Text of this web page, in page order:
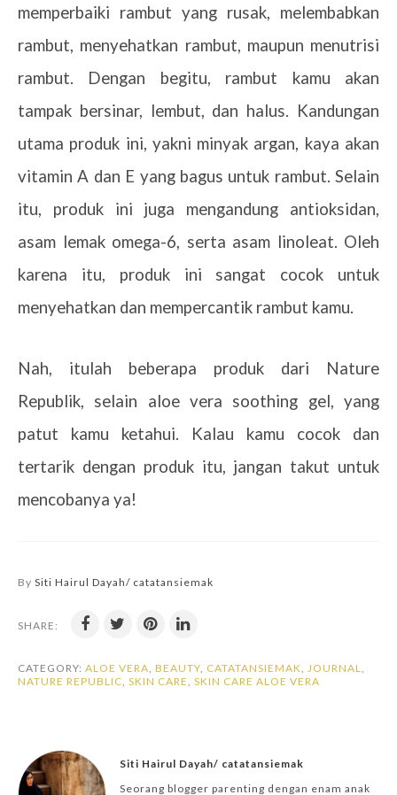
memperbaiki rambut yang rusak, melembabkan
rambut, menyehatkan rambut, maupun menutrisi
rambut. Dengan begitu, rambut kamu akan
tampak bersinar, lembut, dan halus. Kandungan
utama produk ini, yakni minyak argan, kaya akan
vitamin A dan E yang bagus untuk rambut. Selain
itu, produk ini juga mengandung antioksidan,
asam lemak omega-6, serta asam linoleat. Oleh
karena itu, produk ini sangat cocok untuk
menyehatkan dan mempercantik rambut kamu.
Nah, itulah beberapa produk dari Nature
Republik, selain aloe vera soothing gel, yang
patut kamu ketahui. Kalau kamu cocok dan
tertarik dengan produk itu, jangan takut untuk
mencobanya ya!
By Siti Hairul Dayah/ catatansiemak
SHARE:
CATEGORY: ALOE VERA, BEAUTY, CATATANSIEMAK, JOURNAL,
NATURE REPUBLIC, SKIN CARE, SKIN CARE ALOE VERA
Siti Hairul Dayah/ catatansiemak
Seorang blogger parenting dengan enam anak